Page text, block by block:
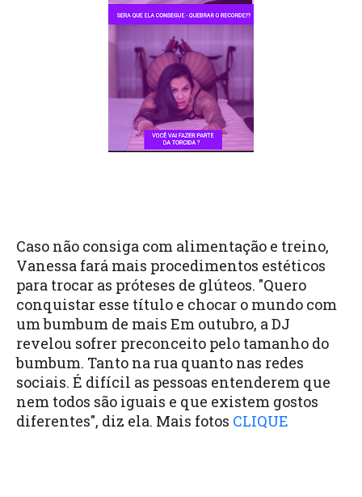
Caso não consiga com alimentação e treino,
Vanessa fará mais procedimentos estéticos
para trocar as próteses de glúteos. "Quero
conquistar esse título e chocar o mundo com
um bumbum de mais Em outubro, a DJ
revelou sofrer preconceito pelo tamanho do
bumbum. Tanto na rua quanto nas redes
sociais. É difícil as pessoas entenderem que
nem todos são iguais e que existem gostos
diferentes", diz ela. Mais fotos CLIQUE